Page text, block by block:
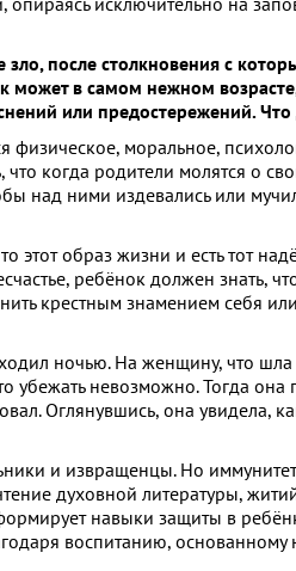
после столкновения с
может в самом нежном
или предостережений. Что
моральное,
когда родители молятся о
над ними издевались или
этот образ жизни и есть тот
ребёнок должен знать,
крестным знамением себя
ночью. На женщину, что шла
невозможно. Тогда она
Оглянувшись, она увидела,
и извращенцы. Но
духовной литературы,
навыки защиты в
воспитанию, основанному